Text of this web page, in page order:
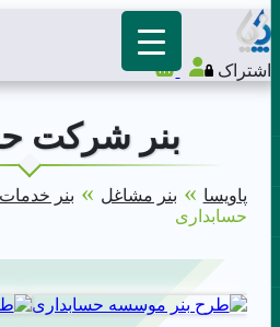
اشتراک
بنر شرکت
پاویسا»بنر مشاغل »بنر
حسابداری